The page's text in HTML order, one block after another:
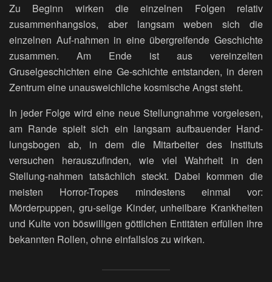
Zu Beginn wirken die einzelnen Folgen relativ
zusammenhangslos, aber langsam weben sich die
einzelnen Auf-nahmen in eine übergreifende Geschichte
zusammen. Am Ende ist aus vereinzelten
Gruselgeschichten eine Ge-schichte entstanden, in deren
Zentrum eine unausweichliche kosmische Angst steht.
In jeder Folge wird eine neue Stellungnahme vorgelesen,
am Rande spielt sich ein langsam aufbauender Hand-
lungsbogen ab, in dem die Mitarbeiter des Instituts
versuchen herauszufinden, wie viel Wahrheit in den
Stellung-nahmen tatsächlich steckt. Dabei kommen die
meisten Horror-Tropes mindestens einmal vor:
Mörderpuppen, gru-selige Kinder, unheilbare Krankheiten
und Kulte von böswilligen göttlichen Entitäten erfüllen ihre
bekannten Rollen, ohne einfallslos zu wirken.